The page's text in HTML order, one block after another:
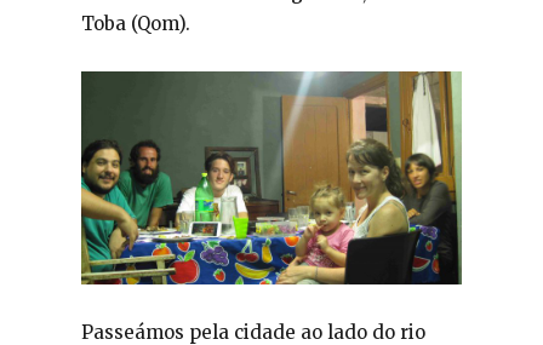
Toba (Qom).
Passeámos pela cidade ao lado do rio